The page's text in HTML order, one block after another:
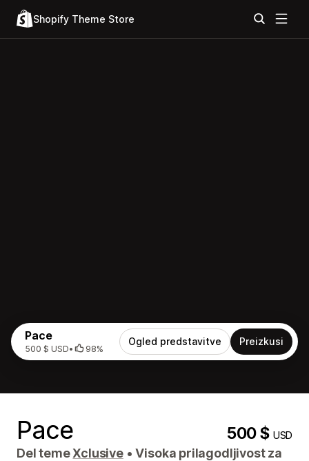
Shopify Theme Store
Pace
500 $ USD• 98%
Ogled predstavitve Preizkusi
Pace 500 $USD
Del temeXclusive • Visoka prilagodljivost za